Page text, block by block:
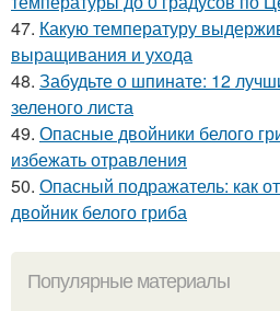
47. Какую температуру
выращивания и ухода
48. Забудьте о шпинате: 12
зеленого листа
49. Опасные двойники белого
избежать отравления
50. Опасный подражатель: как
двойник белого гриба
Популярные материалы